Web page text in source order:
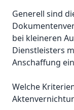
Generell sind
bei kleineren
Dienstleisters
Anschaffung
Welche